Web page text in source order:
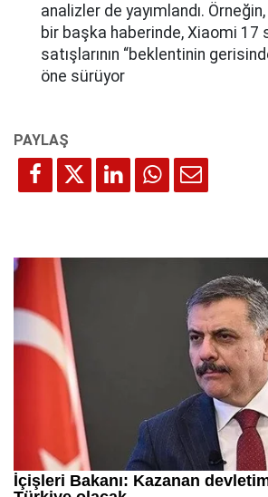
analizler de yayımlandı.
bir başka haberinde, Xiaomi 17
satışlarının “beklentinin
öne sürüyor